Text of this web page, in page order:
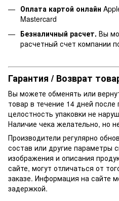
Оплата картой онлайн
Mastercard
Безналичный расчет. Вы
расчетный счет компании
Гарантия / Возврат
Вы можете обменять или
товар в течение 14 дней после
целостность упаковки не
Наличие чека желательно, но
Производители регулярно
состав или другие параметры
изображения и описания
сайте, могут отличаться от
заказе. Информация на сайте
задержкой.